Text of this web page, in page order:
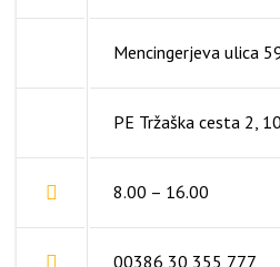
Mencingerjeva ulica
PE Tržaška cesta 2,
8.00 – 16.00
00386 30 355 777